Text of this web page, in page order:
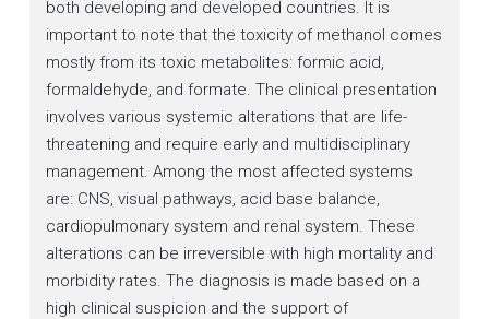
both developing and developed countries. It is
important to note that the toxicity of methanol comes
mostly from its toxic metabolites: formic acid,
formaldehyde, and formate. The clinical presentation
involves various systemic alterations that are life-
threatening and require early and multidisciplinary
management. Among the most affected systems
are: CNS, visual pathways, acid base balance,
cardiopulmonary system and renal system. These
alterations can be irreversible with high mortality and
morbidity rates. The diagnosis is made based on a
high clinical suspicion and the support of